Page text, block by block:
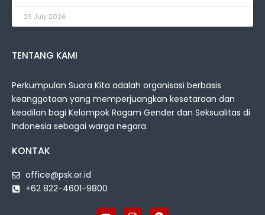
29 July 2026
TENTANG KAMI
Perkumpulan Suara Kita adalah organisasi berbasis
keanggotaan yang memperjuangkan kesetaraan dan
keadilan bagi Kelompok Ragam Gender dan Seksualitas di
Indonesia sebagai warga negara.
KONTAK
office@psk.or.id
+62 822-4601-9800